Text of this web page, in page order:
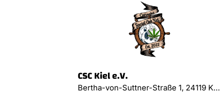
CSC Kiel e.V.
Bertha-von-Suttner-Straße 1, 24119 Kronshagen